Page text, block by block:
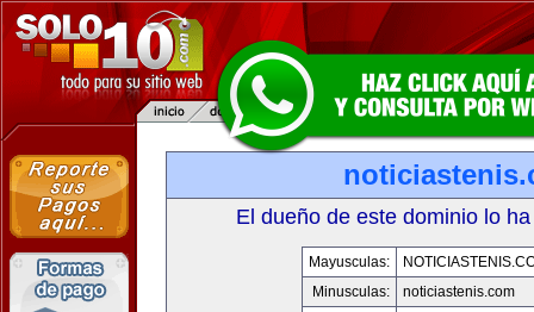
El dueño de este dominio lo
Mayusculas:
Minusculas:
noticiastenis.com